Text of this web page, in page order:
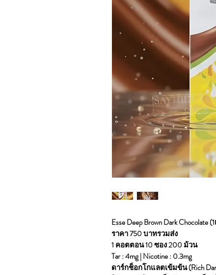
Esse Deep Brown Dark Chocolate
ราคา 750 บาทรวมส่ง
1 คอตตอน 10 ซอง 200 ม้วน
Tar : 4mg | Nicotine : 0.3mg
ดาร์กช็อกโกแลตเข้มข้น (Rich